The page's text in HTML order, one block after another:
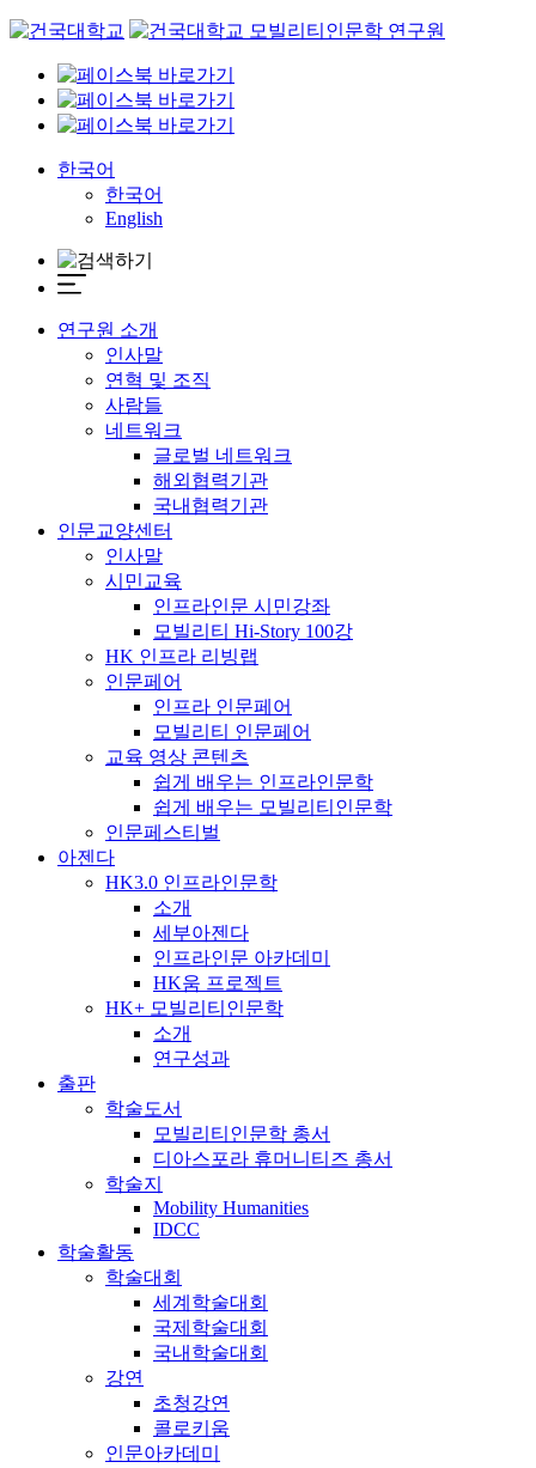
Skip
content
한국어
한국어
English
연구원 소개
인사말
연혁 및 조직
사람들
네트워크
글로벌 네트워크
해외협력기관
국내협력기관
인문교양센터
인사말
시민교육
인프라인문 시민강좌
모빌리티 Hi-Story 100강
HK 인프라 리빙랩
인문페어
인프라 인문페어
모빌리티 인문페어
교육 영상 콘텐츠
쉽게 배우는 인프라인문학
쉽게 배우는 모빌리티인문학
인문페스티벌
아젠다
HK3.0 인프라인문학
소개
세부아젠다
인프라인문 아카데미
HK움 프로젝트
HK+ 모빌리티인문학
소개
연구성과
출판
학술도서
모빌리티인문학 총서
디아스포라 휴머니티즈 총서
학술지
Mobility Humanities
IDCC
학술활동
학술대회
세계학술대회
국제학술대회
국내학술대회
강연
초청강연
콜로키움
인문아카데미